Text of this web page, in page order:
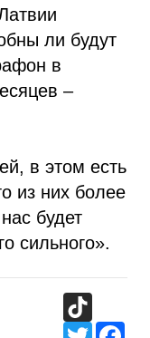
ли будут
в
–
в этом есть
из них более
будет
сильного».
Twitter